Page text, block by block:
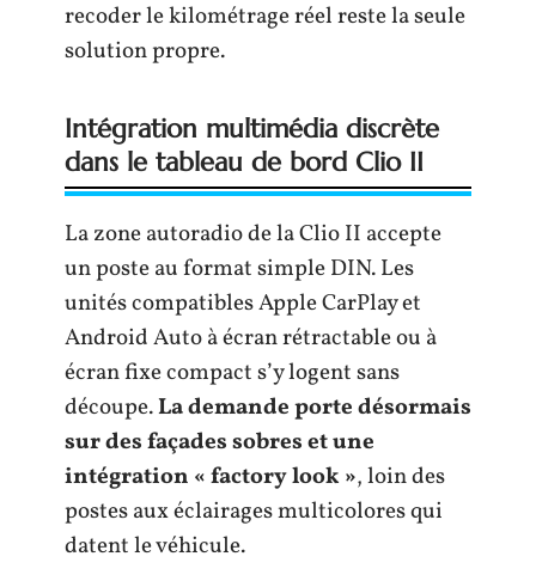
recoder le kilométrage réel reste la seule
solution propre.
Intégration multimédia discrète
dans le tableau de bord Clio II
La zone autoradio de la Clio II accepte
un poste au format simple DIN. Les
unités compatibles Apple CarPlay et
Android Auto à écran rétractable ou à
écran fixe compact s’y logent sans
découpe.La demande porte désormais
sur des façades sobres et une
intégration « factory look », loin des
postes aux éclairages multicolores qui
datent le véhicule.